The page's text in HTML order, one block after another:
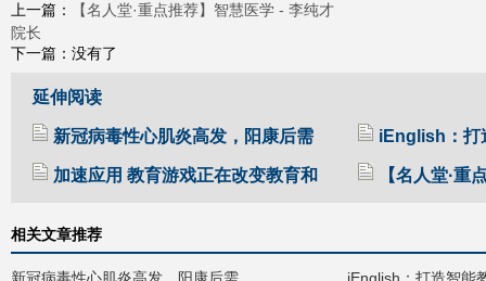
上一篇： 【名人堂·重点推荐】智慧医学 - 李纯才
院长
下一篇：没有了
延伸阅读
新冠病毒性心肌炎高发，阳康后需 iEnglish：打
加速应用 教育游戏正在改变教育和 【名人堂·重
相关文章推荐